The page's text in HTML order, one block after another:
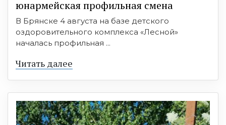
юнармейская профильная смена
В Брянске 4 августа на базе детского
оздоровительного комплекса «Лесной»
началась профильная ...
Читать далее